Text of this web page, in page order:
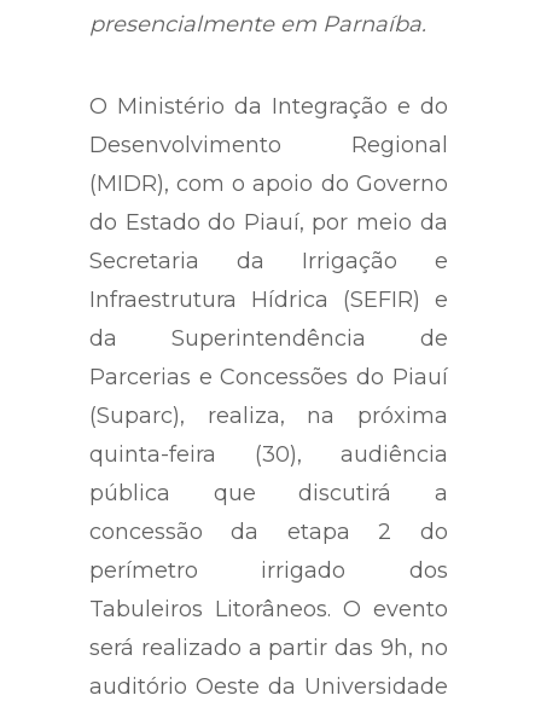
presencialmente em Parnaíba.
O Ministério da Integração e do
Desenvolvimento Regional
(MIDR), com o apoio do Governo
do Estado do Piauí, por meio da
Secretaria da Irrigação e
Infraestrutura Hídrica (SEFIR) e
da Superintendência de
Parcerias e Concessões do Piauí
(Suparc), realiza, na próxima
quinta-feira (30), audiência
pública que discutirá a
concessão da etapa 2 do
perímetro irrigado dos
Tabuleiros Litorâneos. O evento
será realizado a partir das 9h, no
auditório Oeste da Universidade